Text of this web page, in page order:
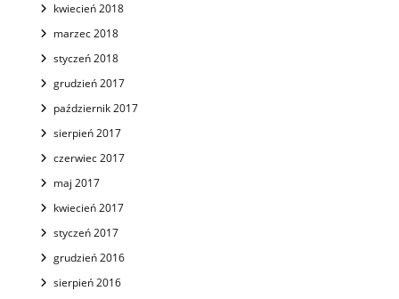
kwiecień 2018
marzec 2018
styczeń 2018
grudzień 2017
październik 2017
sierpień 2017
czerwiec 2017
maj 2017
kwiecień 2017
styczeń 2017
grudzień 2016
sierpień 2016